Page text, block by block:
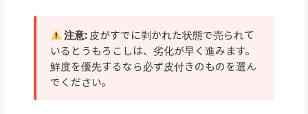
注意:皮がすでに剥かれた状態で売られて
いるとうもろこしは、劣化が早く進みます。
鮮度を優先するなら必ず皮付きのものを選ん
でください。